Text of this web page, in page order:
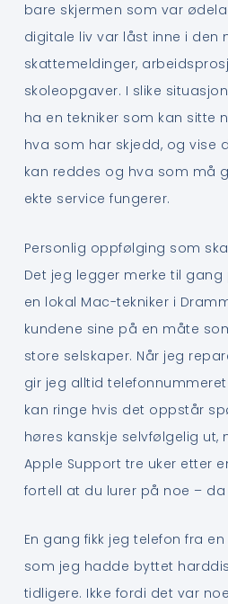
bare skjermen som var
digitale liv var låst inne i den
skattemeldinger,
skoleopgaver. I slike
ha en tekniker som kan sitte
hva som har skjedd, og vise
kan reddes og hva som må
ekte service fungerer.
Personlig oppfølging som
Det jeg legger merke til
en lokal Mac-tekniker i
kundene sine på en måte
store selskaper. Når jeg
gir jeg alltid
kan ringe hvis det oppstår
høres kanskje selvfølgelig ut,
Apple Support tre uker etter
fortell at du lurer på noe –
En gang fikk jeg telefon fra
som jeg hadde byttet
tidligere. Ikke fordi det var